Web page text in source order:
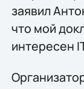
заявил
что мой
интересен